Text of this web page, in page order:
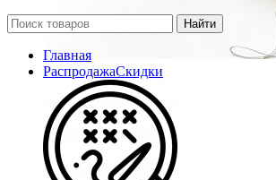
Найти
Главная
РаспродажаСкидки